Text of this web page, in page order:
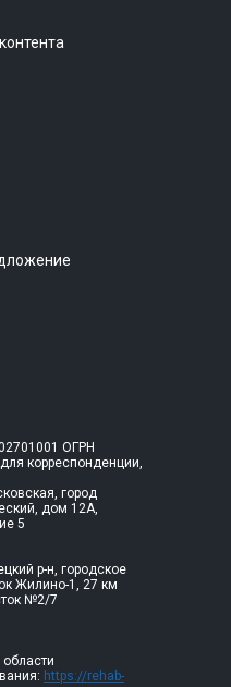
ОГРН
корреспонденции,
город
дом 12А,
5
р-н, городское
Жилино-1, 27 км
№2/7
https://rehab-